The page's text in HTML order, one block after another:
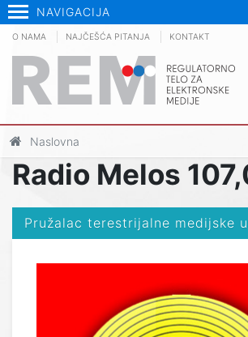
NAVIGACIJA
O NAMA NAJČEŠĆA PITANJA KONTAKT
Naslovna
Radio Melos
Pružalac terestrijalne medijske